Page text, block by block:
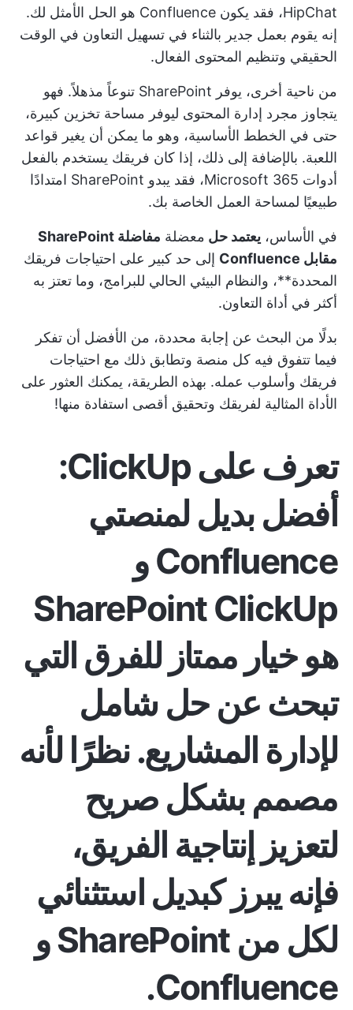
HipChat، فقد يكون Confluence هو الحل الأمثل لك.
إنه يقوم بعمل جدير بالثناء في تسهيل التعاون في الوقت
الحقيقي وتنظيم المحتوى الفعال.
من ناحية أخرى، يوفر SharePoint تنوعاً مذهلاً. فهو
يتجاوز مجرد إدارة المحتوى ليوفر مساحة تخزين كبيرة،
حتى في الخطط الأساسية، وهو ما يمكن أن يغير قواعد
اللعبة. بالإضافة إلى ذلك، إذا كان فريقك يستخدم بالفعل
أدوات Microsoft 365، فقد يبدو SharePoint امتدادًا
طبيعيًا لمساحة العمل الخاصة بك.
في الأساس، يعتمد حل معضلة
مفاضلة SharePoint
مقابل Confluence
إلى حد كبير على احتياجات فريقك
المحددة**، والنظام البيئي الحالي للبرامج، وما تعتز به
أكثر في أداة التعاون.
بدلًا من البحث عن إجابة محددة، من الأفضل أن تفكر
فيما تتفوق فيه كل منصة وتطابق ذلك مع احتياجات
فريقك وأسلوب عمله. بهذه الطريقة، يمكنك العثور على
الأداة المثالية لفريقك وتحقيق أقصى استفادة منها!
تعرف على ClickUp:
أفضل بديل لمنصتي
Confluence و
SharePointClickUp
هو خيار ممتاز للفرق التي
تبحث عنحل شامل
لإدارة المشاريع. نظرًا لأنه
مصمم بشكل صريح
لتعزيز إنتاجية الفريق،
فإنه يبرز كبديل استثنائي
لكل من SharePoint و
Confluence.